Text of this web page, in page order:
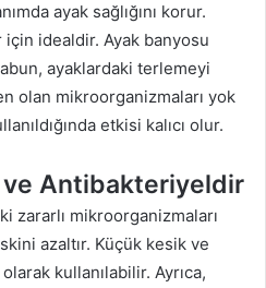
ayak sağlığını korur.
idealdir. Ayak banyosu
ayaklardaki terlemeyi
olan mikroorganizmaları yok
etkisi kalıcı olur.
Antibakteriyeldir
zararlı mikroorganizmaları
azaltır. Küçük kesik ve
kullanılabilir. Ayrıca,